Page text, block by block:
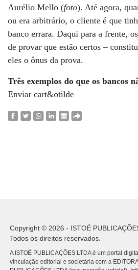
Aurélio Mello (foto). Até agora,
ou era arbitrário, o cliente é que
banco errara. Daqui para a frente,
de provar que estão certos –
eles o ônus da prova.
Três exemplos do que os bancos
Enviar cart&otilde
Copyright © 2026 - ISTOÉ
Todos os direitos reservados.
A ISTOÉ PUBLICAÇÕES LTDA é um portal
vinculação editorial e societária com a